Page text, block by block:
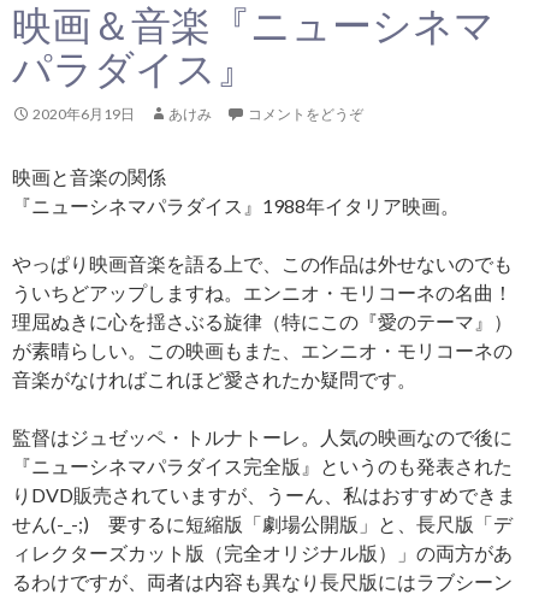
映画＆音楽『ニューシネマ
パラダイス』
2020年6月19日 あけみ コメントをどうぞ
映画と音楽の関係
『ニューシネマパラダイス』1988年イタリア映画。
やっぱり映画音楽を語る上で、この作品は外せないのでも
ういちどアップしますね。エンニオ・モリコーネの名曲！
理屈ぬきに心を揺さぶる旋律（特にこの『愛のテーマ』）
が素晴らしい。この映画もまた、エンニオ・モリコーネの
音楽がなければこれほど愛されたか疑問です。
監督はジュゼッペ・トルナトーレ。人気の映画なので後に
『ニューシネマパラダイス完全版』というのも発表された
りDVD販売されていますが、うーん、私はおすすめできま
せん(-_-;) 要するに短縮版「劇場公開版」と、長尺版「デ
ィレクターズカット版（完全オリジナル版）」の両方があ
るわけですが、両者は内容も異なり長尺版にはラブシーン